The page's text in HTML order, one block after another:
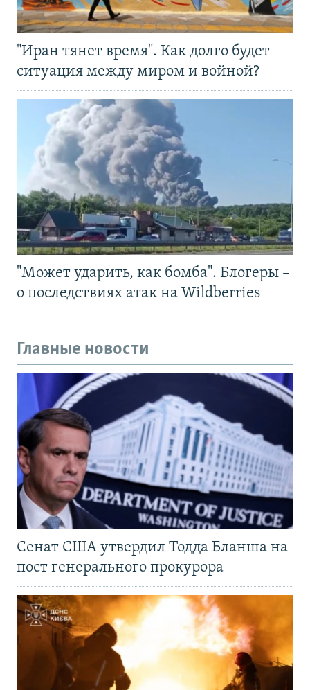
"Иран тянет время". Как долго будет
ситуация между миром и войной?
"Может ударить, как бомба". Блогеры –
о последствиях атак на Wildberries
Главные новости
Сенат США утвердил Тодда Бланша на
пост генерального прокурора